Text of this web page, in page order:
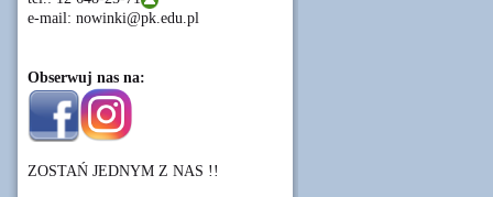
e-mail: nowinki@pk.edu.pl
Obserwuj nas na:
ZOSTAŃ JEDNYM Z NAS !!